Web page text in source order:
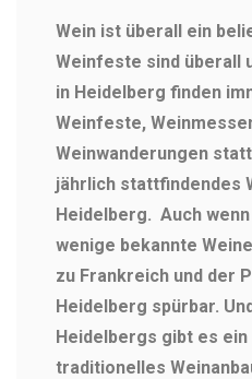
Wein ist überall ein
Weinfeste sind überall
in Heidelberg finden
Weinfeste,
Weinwanderungen
jährlich stattfindendes
Heidelberg. Auch
wenige bekannte
zu Frankreich und der
Heidelberg spürbar.
Heidelbergs gibt es ein
traditionelles